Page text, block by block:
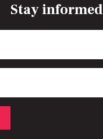
Stay informed